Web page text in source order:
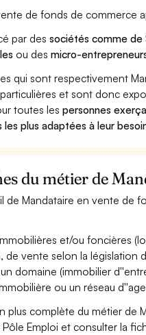
de fonds de commerce
par dessociétés comme de
ou desmicro-
qui sont respectivement
et sont donc
toutes lespersonnes
plus adaptées à leur
du métier de
de Mandataire en vente de
et/ou foncières
de vente selon la législation
domaine (immobilier
ou un réseau
plus complète du métier
Emploi et consulter la